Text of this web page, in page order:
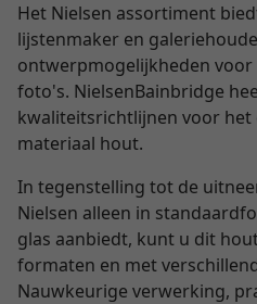
Het Nielsen assortiment
lijstenmaker en
ontwerpmogelijkheden voor
foto's. NielsenBainbridge
kwaliteitsrichtlijnen voor het
materiaal hout.
In tegenstelling tot de
Nielsen alleen in
glas aanbiedt, kunt u dit
formaten en met
Nauwkeurige verwerking,